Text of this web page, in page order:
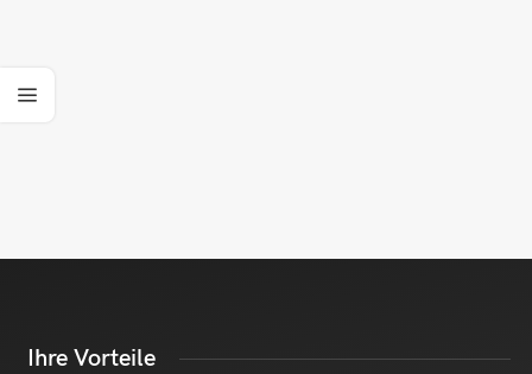
Ihre Vorteile